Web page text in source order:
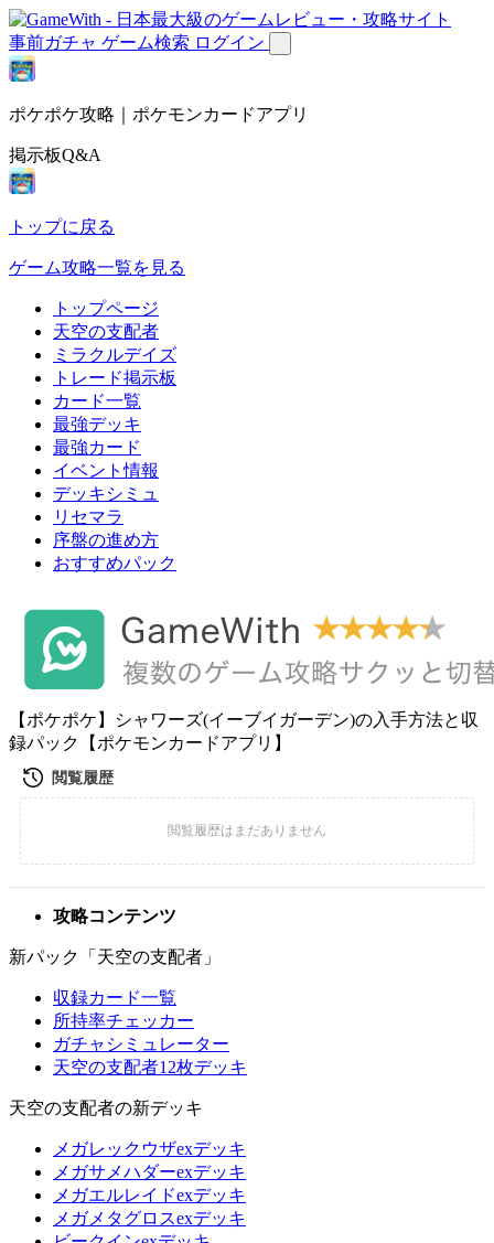
事前ガチャ ゲーム検索 ログイン
ポケポケ攻略｜ポケモンカードアプリ
掲示板Q&A
トップに戻る
ゲーム攻略一覧を見る
トップページ
天空の支配者
ミラクルデイズ
トレード掲示板
カード一覧
最強デッキ
最強カード
イベント情報
デッキシミュ
リセマラ
序盤の進め方
おすすめパック
【ポケポケ】シャワーズ(イーブイガーデン)の入手方法と収
録パック【ポケモンカードアプリ】
攻略コンテンツ
新パック「天空の支配者」
収録カード一覧
所持率チェッカー
ガチャシミュレーター
天空の支配者12枚デッキ
天空の支配者の新デッキ
メガレックウザexデッキ
メガサメハダーexデッキ
メガエルレイドexデッキ
メガメタグロスexデッキ